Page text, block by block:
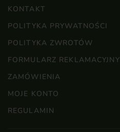
KONTAKT
POLITYKA PRYWATNOŚCI
POLITYKA ZWROTÓW
FORMULARZ REKLAMACYJNY
ZAMÓWIENIA
MOJE KONTO
REGULAMIN